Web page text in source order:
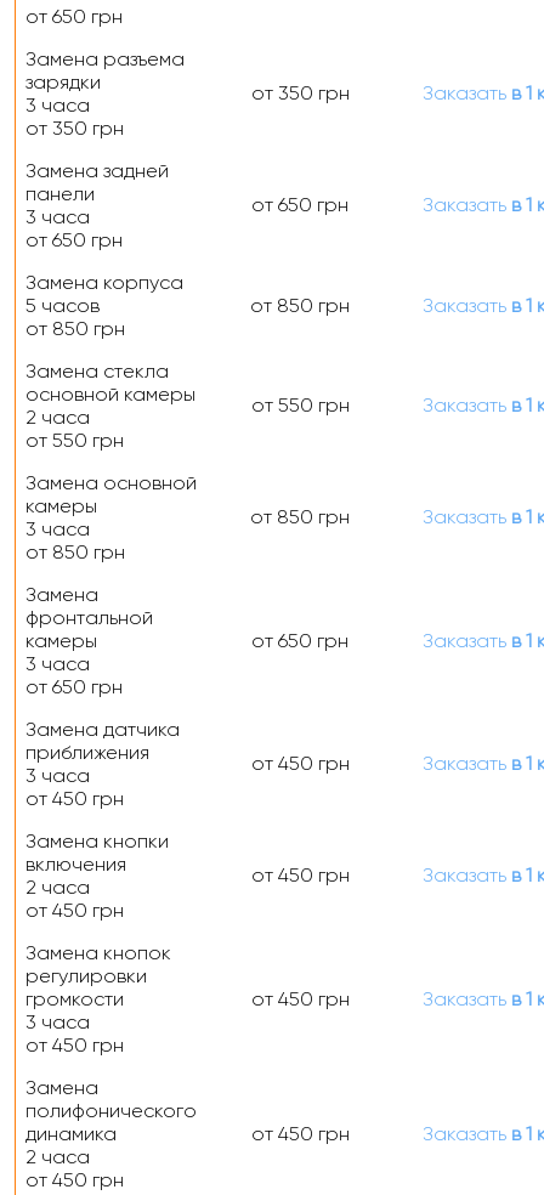
от 650 грн
Замена разъема
зарядки
3 часа
от 350 грн
от 350 грн Заказатьв 1
Замена задней
панели
3 часа
от 650 грн
от 650 грн Заказатьв 1
Замена корпуса
5 часов
от 850 грн
от 850 грн Заказатьв 1
Замена стекла
основной камеры
2 часа
от 550 грн
от 550 грн Заказатьв 1
Замена основной
камеры
3 часа
от 850 грн
от 850 грн Заказатьв 1
Замена
фронтальной
камеры
3 часа
от 650 грн
от 650 грн Заказатьв 1
Замена датчика
приближения
3 часа
от 450 грн
от 450 грн Заказатьв 1
Замена кнопки
включения
2 часа
от 450 грн
от 450 грн Заказатьв 1
Замена кнопок
регулировки
громкости
3 часа
от 450 грн
от 450 грн Заказатьв 1
Замена
полифонического
динамика
2 часа
от 450 грн
от 450 грн Заказатьв 1